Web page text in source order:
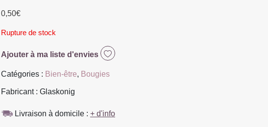
0,50€
Rupture de stock
Ajouter à ma liste d'envies
Catégories : Bien-être, Bougies
Fabricant : Glaskonig
Livraison à domicile : + d'info